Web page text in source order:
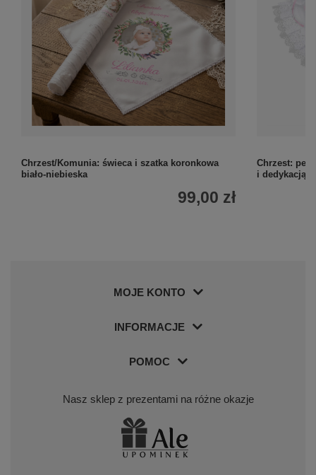
Chrzest/Komunia: świeca i szatka koronkowa
biało-niebieska
99,00 zł
Chrzest:
i dedykacją
MOJE KONTO
INFORMACJE
POMOC
Nasz sklep z prezentami na różne okazje